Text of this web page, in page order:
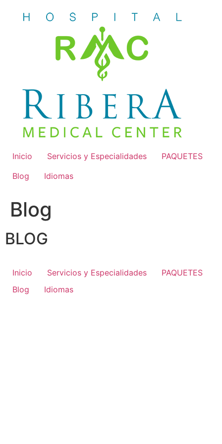
Inicio Servicios y Especialidades
PAQUETES
Blog
Idiomas
Blog
BLOG
Inicio Servicios y Especialidades
PAQUETES
Blog
Idiomas